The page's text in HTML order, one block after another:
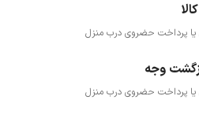
یا پرداخت حضروی درب منزل
یا پرداخت حضروی درب منزل